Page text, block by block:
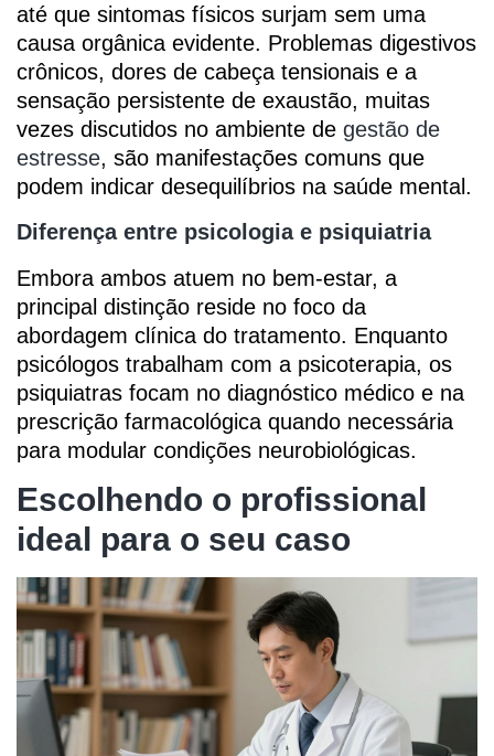
até que sintomas físicos surjam sem uma
causa orgânica evidente. Problemas digestivos
crônicos, dores de cabeça tensionais e a
sensação persistente de exaustão, muitas
vezes discutidos no ambiente de gestão de
estresse, são manifestações comuns que
podem indicar desequilíbrios na saúde mental.
Diferença entre psicologia e psiquiatria
Embora ambos atuem no bem-estar, a
principal distinção reside no foco da
abordagem clínica do tratamento. Enquanto
psicólogos trabalham com a psicoterapia, os
psiquiatras focam no diagnóstico médico e na
prescrição farmacológica quando necessária
para modular condições neurobiológicas.
Escolhendo o profissional
ideal para o seu caso